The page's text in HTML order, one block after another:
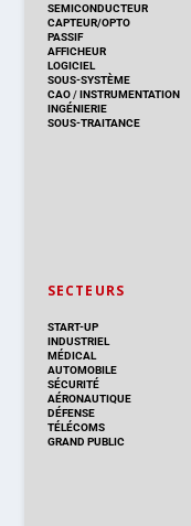
SEMICONDUCTEUR
CAPTEUR/OPTO
PASSIF
AFFICHEUR
LOGICIEL
SOUS-SYSTÈME
CAO/INSTRUMENTATION
INGÉNIERIE
SOUS-TRAITANCE
SECTEURS
START-UP
INDUSTRIEL
MÉDICAL
AUTOMOBILE
SÉCURITÉ
AÉRONAUTIQUE
DÉFENSE
TÉLÉCOMS
GRAND PUBLIC